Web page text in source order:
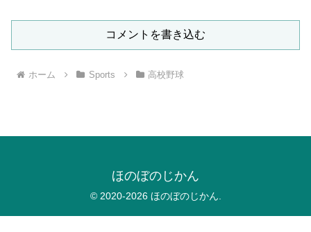
コメントを書き込む
ホーム Sports 高校野球
ほのぼのじかん
© 2020-2026 ほのぼのじかん.